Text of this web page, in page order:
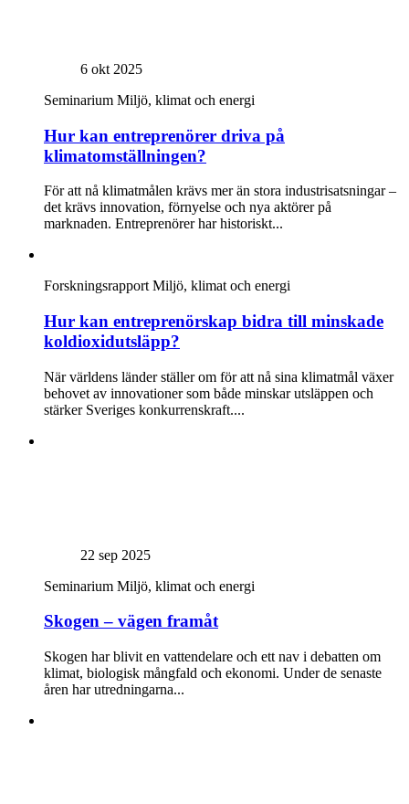
6 okt 2025
Seminarium Miljö, klimat och energi
Hur kan entreprenörer driva på
klimatomställningen?
För att nå klimatmålen krävs mer än stora industrisatsningar –
det krävs innovation, förnyelse och nya aktörer på
marknaden. Entreprenörer har historiskt...
Forskningsrapport Miljö, klimat och energi
Hur kan entreprenörskap bidra till minskade
koldioxidutsläpp?
När världens länder ställer om för att nå sina klimatmål växer
behovet av innovationer som både minskar utsläppen och
stärker Sveriges konkurrenskraft....
22 sep 2025
Seminarium Miljö, klimat och energi
Skogen – vägen framåt
Skogen har blivit en vattendelare och ett nav i debatten om
klimat, biologisk mångfald och ekonomi. Under de senaste
åren har utredningarna...